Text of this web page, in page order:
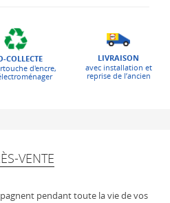
COLLECTE
d'encre,
LIVRAISON
avec installation et
reprise de l’ancien
VENTE
pendant toute la vie de vos